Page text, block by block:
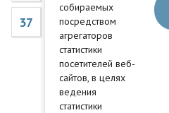
37 38 39
собираемых
посредством
агрегаторов
статистики
посетителей веб-
сайтов, в целях
ведения
статистики